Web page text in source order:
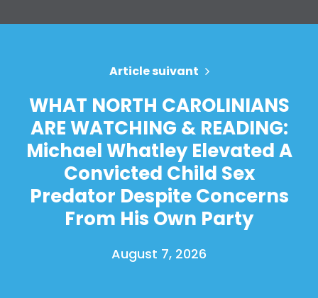
Article suivant
WHAT NORTH CAROLINIANS
ARE WATCHING & READING:
Michael Whatley Elevated A
Convicted Child Sex
Predator Despite Concerns
From His Own Party
August 7, 2026